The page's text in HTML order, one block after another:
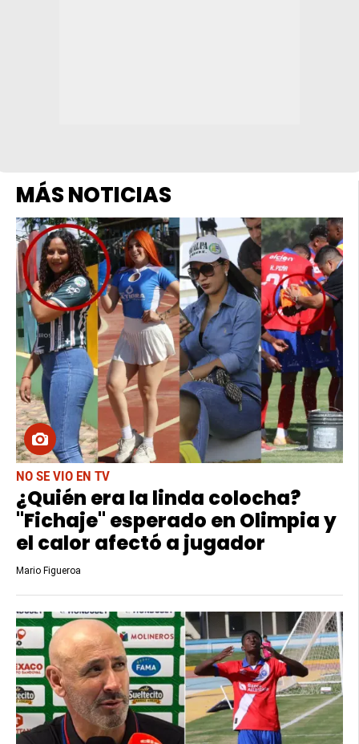
MÁS NOTICIAS
NO SE VIO EN TV
¿Quién era la linda colocha?
"Fichaje" esperado en Olimpia y
el calor afectó a jugador
Mario Figueroa